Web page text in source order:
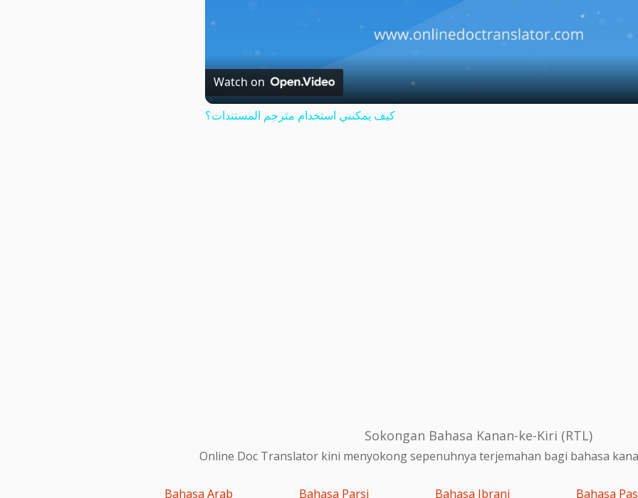
Watch on
كيف يمكنني استخدام مترجم المستندات؟
Sokongan Bahasa Kanan-ke-Kiri (RTL)
Online Doc Translator kini menyokong sepenuhnya terjemahan bagi bahasa
Bahasa Arab
Bahasa Parsi
Bahasa Ibrani
Bahasa